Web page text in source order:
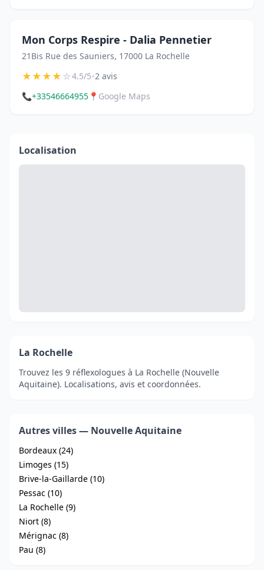
Mon Corps Respire - Dalia Pennetier
21Bis Rue des Sauniers, 17000 La Rochelle
★★★★☆4.5/5•2 avis
📞+33546664955 📍 Google Maps
Localisation
La Rochelle
Trouvez les 9 réflexologues à La Rochelle (Nouvelle
Aquitaine). Localisations, avis et coordonnées.
Autres villes — Nouvelle Aquitaine
Bordeaux (24)
Limoges (15)
Brive-la-Gaillarde (10)
Pessac (10)
La Rochelle (9)
Niort (8)
Mérignac (8)
Pau (8)